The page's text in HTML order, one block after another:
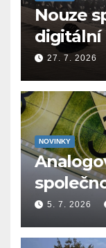
Nouze
digitální
27. 7. 2026
NOVINKY
5. 7. 2026